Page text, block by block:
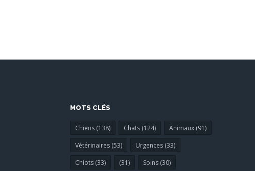
MOTS CLÉS
Chiens (138) Chats (124)
Animaux (91)
Vétérinaires (53)
Urgences (33)
Chiots (33)
(31) Soins (30)